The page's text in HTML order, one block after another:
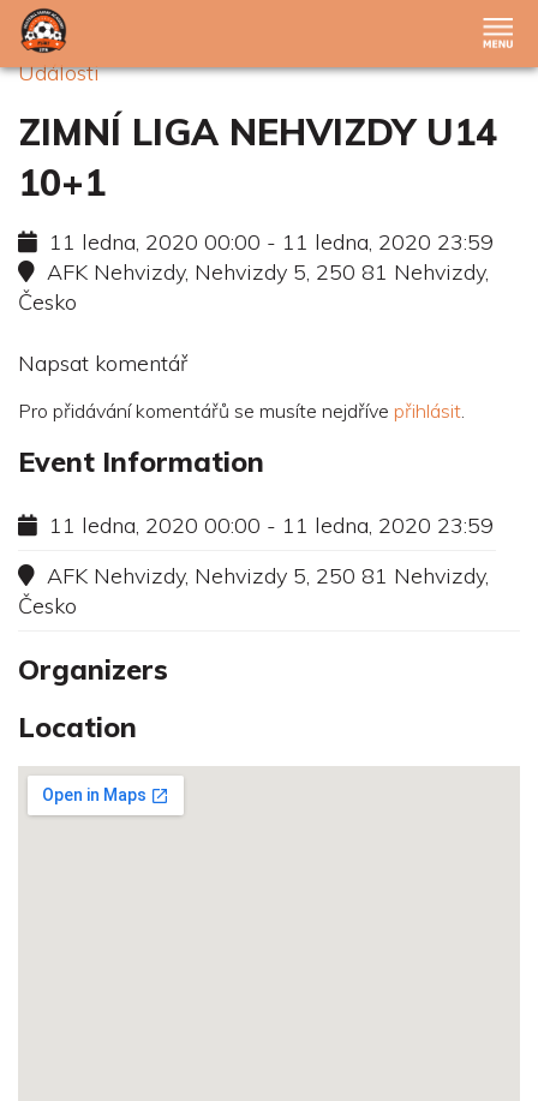
Události
ZIMNÍ LIGA NEHVIZDY U14
10+1
11 ledna, 2020 00:00 - 11 ledna, 2020 23:59
AFK Nehvizdy, Nehvizdy 5, 250 81 Nehvizdy,
Česko
Napsat komentář
Pro přidávání komentářů se musíte nejdříve přihlásit.
Event Information
11 ledna, 2020 00:00 - 11 ledna, 2020 23:59
AFK Nehvizdy, Nehvizdy 5, 250 81 Nehvizdy,
Česko
Organizers
Location